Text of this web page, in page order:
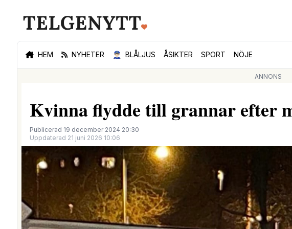
HEM NYHETER 👮🏻‍♂️ BLÅLJUS ÅSIKTER SPORT NÖJE
ANNONS
Kvinna flydde till grannar efter
Publicerad 19 december 2024 20:30
Uppdaterad 21 juni 2026 10:06